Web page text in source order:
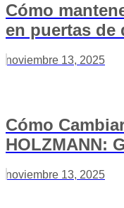
Cómo
en puertas de
noviembre 13, 2025
Cómo
HOLZMANN:
noviembre 13, 2025